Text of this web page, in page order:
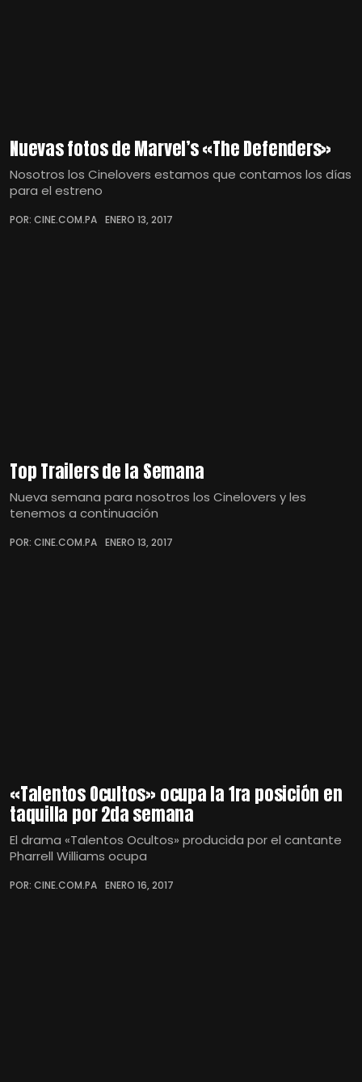
Nuevas fotos de Marvel’s «The Defenders»
Nosotros los Cinelovers estamos que contamos los días
para el estreno
POR: CINE.COM.PA ENERO 13, 2017
Top Trailers de la Semana
Nueva semana para nosotros los Cinelovers y les
tenemos a continuación
POR: CINE.COM.PA ENERO 13, 2017
«Talentos Ocultos» ocupa la 1ra posición en
taquilla por 2da semana
El drama «Talentos Ocultos» producida por el cantante
Pharrell Williams ocupa
POR: CINE.COM.PA ENERO 16, 2017